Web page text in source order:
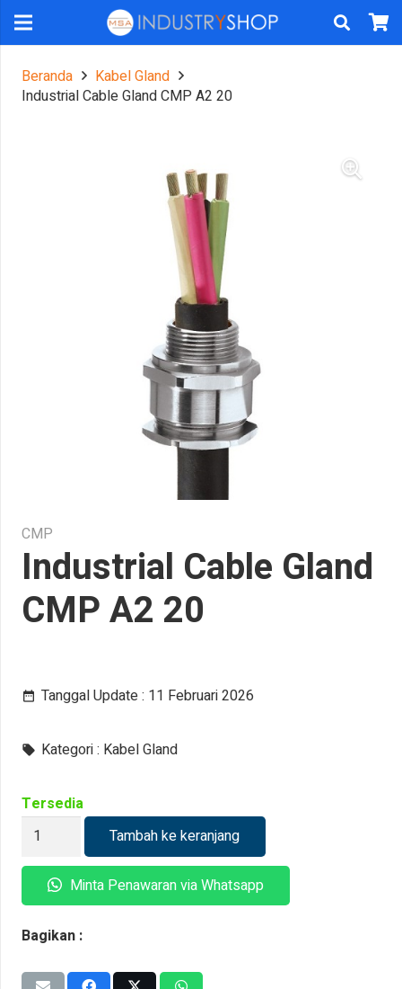
Beranda
Kabel Gland
Industrial Cable Gland CMP A2 20
CMP
Industrial Cable Gland
CMP A2 20
date_range Tanggal Update : 11 Februari 2026
local_offer Kategori : Kabel Gland
Tersedia
Kuantitas
Cable
Gland
CMP
20
Tambah ke keranjang
Minta Penawaran via Whatsapp
Bagikan :